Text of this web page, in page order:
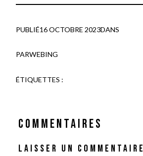
PUBLIÉ16 OCTOBRE 2023DANS
PARWEBING
ÉTIQUETTES :
COMMENTAIRES
LAISSER UN COMMENTAIRE